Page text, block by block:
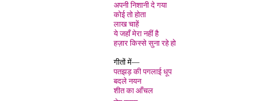
अपनी निशानी दे गया
कोई तो होता
लाख चाहें
ये जहाँ मेरा नहीं है
हज़ार किस्से सुना रहे हो
गीतों में—
पतझड़ की पगलाई धूप
बदले नयन
शीत का आँचल